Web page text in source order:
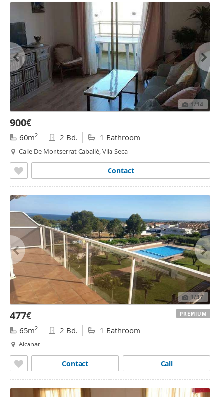
1/14
900€
60m2 2 Bd. 1 Bathroom
Calle De Montserrat Caballé, Vila-Seca
Contact
1/37
477€
65m2 2 Bd. 1 Bathroom
Alcanar
Call
Contact
PREMIUM